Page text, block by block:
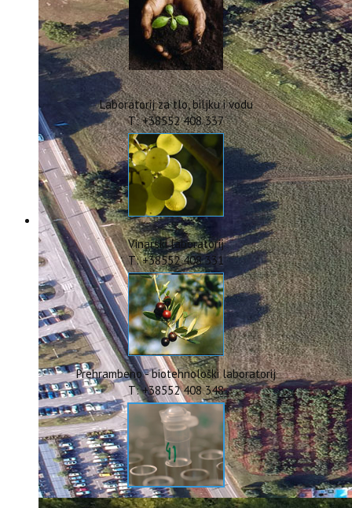
IstraECOinclusive
Izdavačka djelatnost
Izbor u znanstvena zvanja
Dokumenti
Statut
Strategija
CIP
Pravo na pristup informacijama
Zaštita osobnih podataka
Godišnji izvještaj
Javna nabava
Natječaji za radna mjesta
Zakonodavni okvir
Akti Instituta
Linkovi
Kontakt
webmail
Popularizacija znanosti
ERASMUS+
HyPro4ST
DIGIAGRI
GreenTea
CIRCOLIVE
Laboratorij za tlo, biljku i vodu
T: +38552 408 337
Vinarski laboratorij
T: +38552 408 331
Prehrambeno - biotehnološki laboratorij
T: +38552 408 348